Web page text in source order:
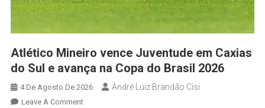
Atlético Mineiro vence Juventude em Caxias
do Sul e avança na Copa do Brasil 2026
4 De Agosto De 2026 André Luiz Brandão Cisi
Leave A Comment